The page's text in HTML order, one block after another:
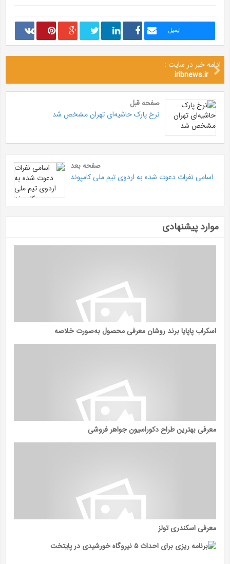
ایمیل
ادامه خبر در سایت :
iribnews.ir
صفحه قبل
نرخ پارک حاشیه‌ای تهران مشخص شد
صفحه بعد
اسامی نفرات دعوت شده به اردوی تیم ملی کامپوند
موارد پیشنهادی
اسکراب پاپایا برند روشان معرفی محصول به‌صورت خلاصه
معرفی بهترین طراح دکوراسیون جواهر فروشی
معرفی اسکندری تولز